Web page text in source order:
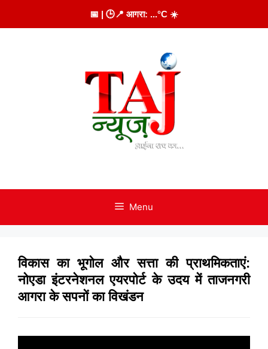
to
📅 | 🕒📍 आगरा: ...°C ☀️
Menu
विकास का भूगोल और सत्ता की प्राथमिकताएं:
नोएडा इंटरनेशनल एयरपोर्ट के उदय में ताजनगरी
आगरा के सपनों का विखंडन